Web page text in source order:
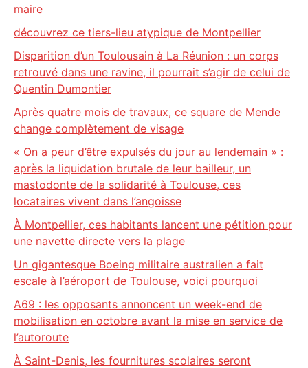
maire
découvrez ce tiers-lieu atypique de Montpellier
Disparition d’un Toulousain à La Réunion : un corps
retrouvé dans une ravine, il pourrait s’agir de celui de
Quentin Dumontier
Après quatre mois de travaux, ce square de Mende
change complètement de visage
« On a peur d’être expulsés du jour au lendemain » :
après la liquidation brutale de leur bailleur, un
mastodonte de la solidarité à Toulouse, ces
locataires vivent dans l’angoisse
À Montpellier, ces habitants lancent une pétition pour
une navette directe vers la plage
Un gigantesque Boeing militaire australien a fait
escale à l’aéroport de Toulouse, voici pourquoi
A69 : les opposants annoncent un week-end de
mobilisation en octobre avant la mise en service de
l’autoroute
À Saint-Denis, les fournitures scolaires seront